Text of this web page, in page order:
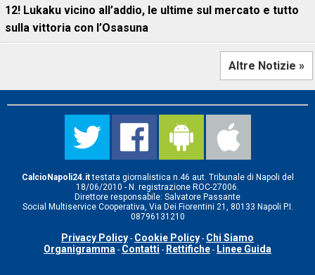
12! Lukaku vicino all’addio, le ultime sul mercato e tutto
sulla vittoria con l’Osasuna
Altre Notizie »
CalcioNapoli24.ittestata giornalistica n.46 aut. Tribunale di Napoli del
18/06/2010 - N. registrazione ROC-27006.
Direttore responsabile: Salvatore Passante
Social Multiservice Cooperativa, Via Dei Fiorentini 21, 80133 Napoli P.I.
08796131210
Privacy Policy - Cookie Policy - Chi Siamo
Organigramma - Contatti - Rettifiche - Linee Guida